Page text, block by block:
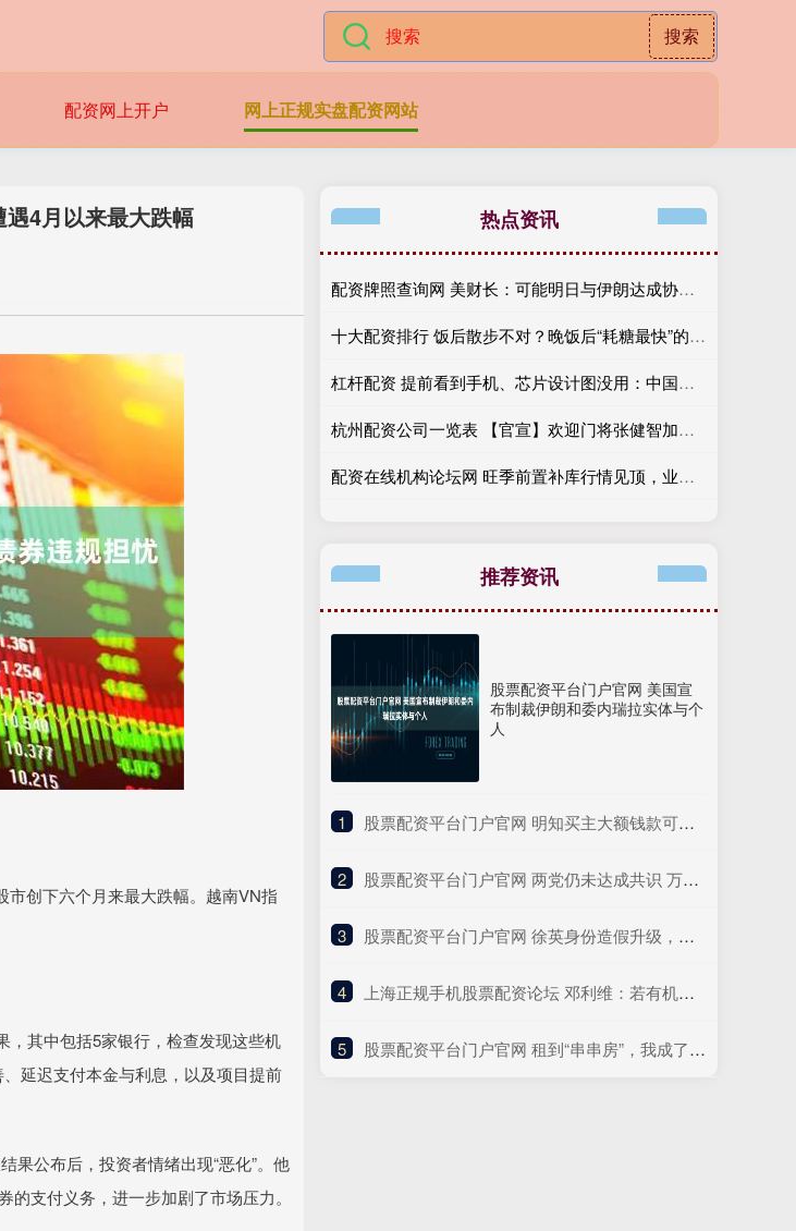
搜索
配资网上开户 网上正规实盘配资网站
4月以来最大跌幅
创下六个月来最大跌幅。越南VN指
其中包括5家银行，检查发现这些机
延迟支付本金与利息，以及项目提前
公布后，投资者情绪出现“恶化”。他
支付义务，进一步加剧了市场压力。
热点资讯
配资牌照查询网 美财长：可能明日与伊朗达成协议以开放霍尔木兹海峡
十大配资排行 饭后散步不对？晚饭后“耗糖最快”的动作，不是跑步，而是它
杠杆配资 提前看到手机、芯片设计图没用：中国厂商无法造出真苹果iPhone 18
杭州配资公司一览表 【官宣】欢迎门将张健智加盟广西恒宸
配资在线机构论坛网 旺季前置补库行情见顶，业内人士称集运期货仍存回调空间
推荐资讯
股票配资平台门户官网 美国宣
布制裁伊朗和委内瑞拉实体与个
人
1 ​股票配资平台门户官网 明知买主大额钱款可疑仍多次交易，一金店老板配合电诈人员转移赃款获刑
2 ​股票配资平台门户官网 两党仍未达成共识 万斯说美国联邦政府即将“关门”
3 ​股票配资平台门户官网 徐英身份造假升级，靠虚假身份骗了288万，研究庞家捐赠文物课题
4 ​上海正规手机股票配资论坛 邓利维：若有机会得到非常出色的球员 那我们愿动用所有资源交易
5 ​股票配资平台门户官网 租到“串串房”，我成了“出租屋绿萝”